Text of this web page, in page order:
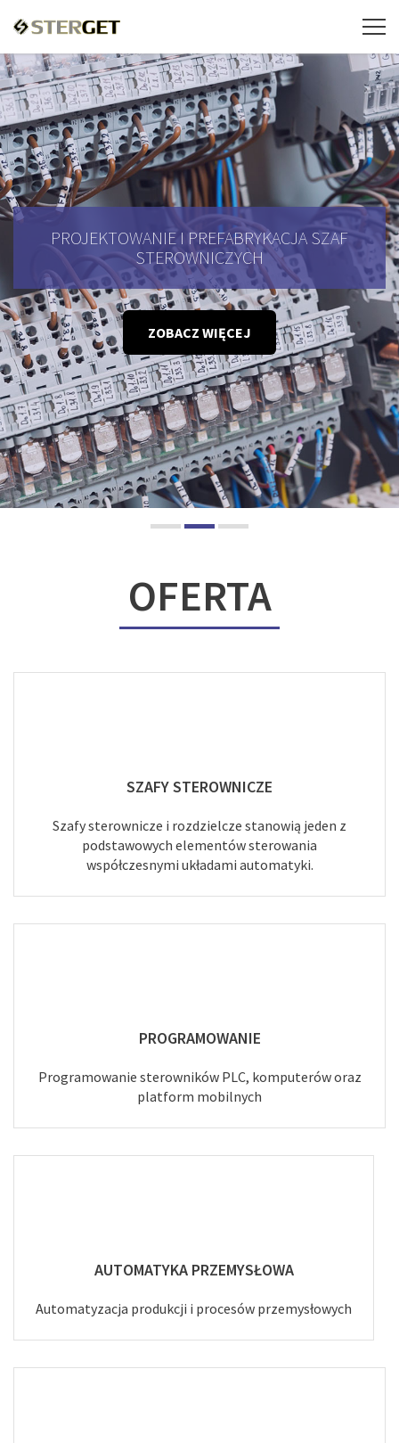
PROJEKTOWANIE I PREFABRYKACJA SZAF
STEROWNICZYCH
ZOBACZ WIĘCEJ
OFERTA
SZAFY STEROWNICZE
Szafy sterownicze i rozdzielcze stanowią jeden z
podstawowych elementów sterowania
współczesnymi układami automatyki.
PROGRAMOWANIE
Programowanie sterowników PLC, komputerów oraz
platform mobilnych
AUTOMATYKA PRZEMYSŁOWA
Automatyzacja produkcji i procesów przemysłowych